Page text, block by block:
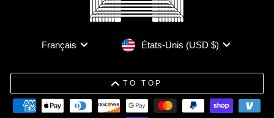
Langue
Français DeviseÉtats-Unis (USD $)
TO TOP